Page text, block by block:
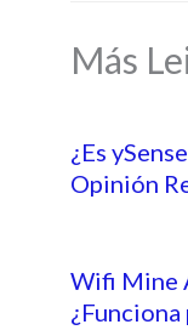
Más
¿Es
Opinión
Wifi Mine